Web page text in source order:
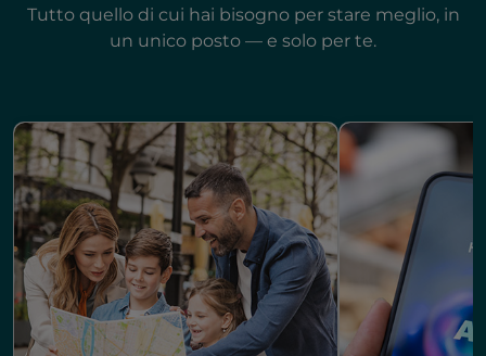
Tutto quello di cui hai bisogno per stare meglio, in
un unico posto — e solo per te.